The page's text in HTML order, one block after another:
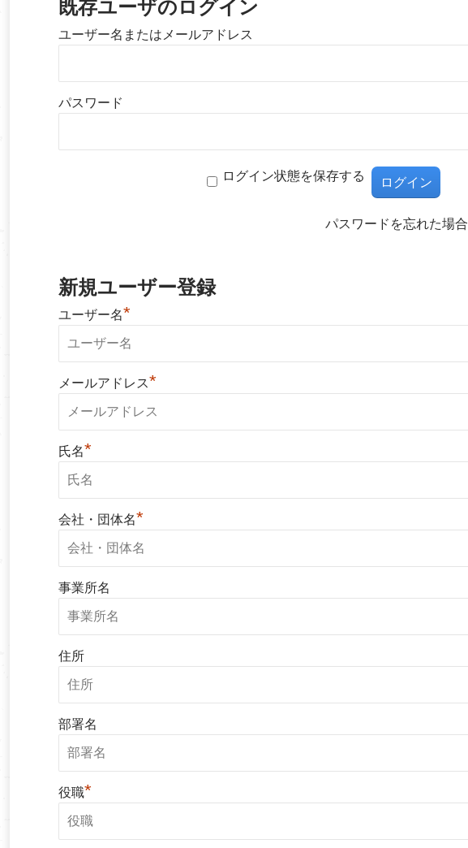
既存ユーザのログイン
ユーザー名またはメールアドレス
パスワード
ログイン状態を保存する
パスワードを忘れた場合
新規ユーザー登録
ユーザー名*
メールアドレス*
氏名*
会社・団体名*
事業所名
住所
部署名
役職*